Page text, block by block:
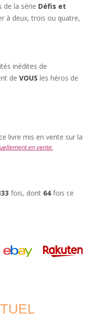
de la série Défis et
à deux, trois ou quatre,
inédites de
de VOUS les héros de
livre mis en vente sur la
en vente.
fois, dont 64fois ce